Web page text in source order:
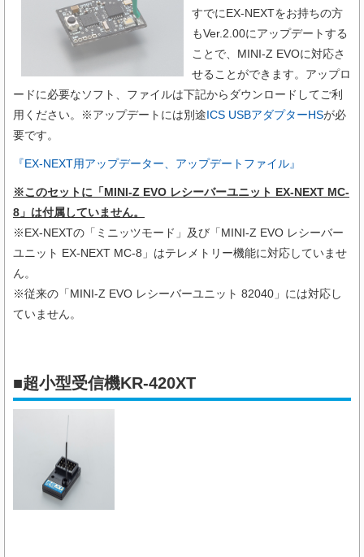
すでにEX-NEXTをお持ちの方
もVer.2.00にアップデートする
ことで、MINI-Z EVOに対応さ
せることができます。アップロ
ードに必要なソフト、ファイルは下記からダウンロードしてご利
用ください。※アップデートには別途ICS USBアダプターHSが必
要です。
『EX-NEXT用アップデーター、アップデートファイル』
※このセットに 「MINI-Z EVO レシーバーユニット EX-NEXT MC-
8」は付属していません。
※EX-NEXTの「ミニッツモード」及び「MINI-Z EVO レシーバー
ユニット EX-NEXT MC-8」はテレメトリー機能に対応していませ
ん。
※従来の「MINI-Z EVO レシーバーユニット 82040」には対応し
ていません。
■超小型受信機KR-420XT